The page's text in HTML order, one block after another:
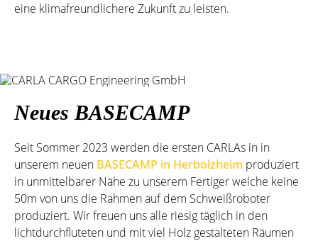
eine klimafreundlichere Zukunft zu leisten.
Neues BASECAMP
Seit Sommer 2023 werden die ersten CARLAs in in
unserem neuen BASECAMP in Herbolzheim produziert
in unmittelbarer Nähe zu unserem Fertiger welche keine
50m von uns die Rahmen auf dem Schweißroboter
produziert. Wir freuen uns alle riesig täglich in den
lichtdurchfluteten und mit viel Holz gestalteten Räumen